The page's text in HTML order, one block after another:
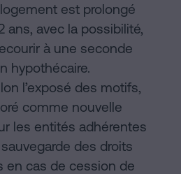
est prolongé
ans, avec la possibilité,
à une seconde
hypothécaire.
l’exposé des motifs,
comme nouvelle
les entités adhérentes
des droits
en cas de cession de